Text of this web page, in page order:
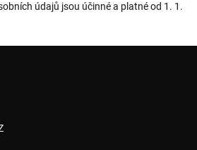
údajů jsou účinné a platné od 1. 1.